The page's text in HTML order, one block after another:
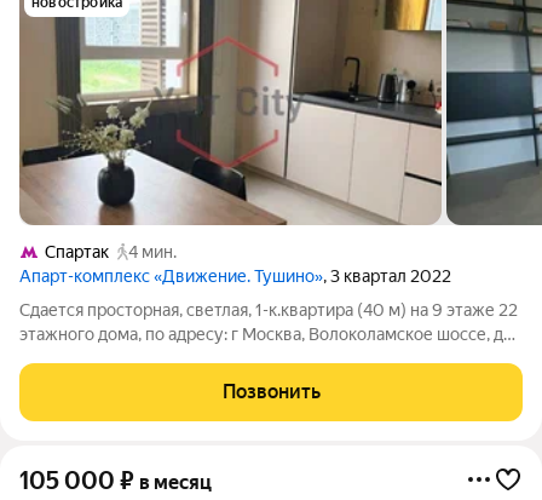
Спартак
4 мин.
Апарт-комплекс «Движение. Тушино», 3 квартал 2022
Сдается просторная, светлая, 1-к.квартира (40 м) на 9 этаже 22
этажного дома, по адресу: г Москва, Волоколамское шоссе, д
необходимым для проживания, заезжай и живи.
Преимущества
Позвонить
105 000 ₽ в месяц